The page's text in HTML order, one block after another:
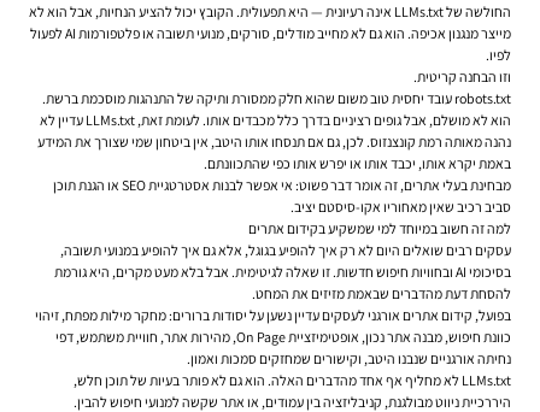
החולשה של LLMs.txt אינה רעיונית — היא תפעולית. הקובץ יכול להציע הנחיות, אבל הוא לא
מייצר מנגנון אכיפה. הוא גם לא מחייב מודלים, סורקים, מנועי תשובה או פלטפורמות AI לפעול
לפיו.
וזו הבחנה קריטית.
robots.txt עובד יחסית טוב משום שהוא חלק ממסורת ותיקה של התנהגות מוסכמת ברשת.
הוא לא מושלם, אבל גופים רציניים בדרך כלל מכבדים אותו. לעומת זאת, LLMs.txt עדיין לא
נהנה מאותה רמת קונצנזוס. לכן, גם אם תנסחו אותו היטב, אין ביטחון שמי שצורך את המידע
באמת יקרא אותו, יכבד אותו או יפרש אותו כפי שהתכוונתם.
מבחינת בעלי אתרים, זה אומר דבר פשוט: אי אפשר לבנות אסטרטגיית SEO או הגנת תוכן
סביב רכיב שאין מאחוריו אקו-סיסטם יציב.
למה זה חשוב במיוחד למי שמשקיע בקידום אתרים
עסקים רבים שואלים היום לא רק איך להופיע בגוגל, אלא גם איך להופיע במנועי תשובה,
בסיכומי AI ובחוויות חיפוש חדשות. זו שאלה לגיטימית. אבל בלא מעט מקרים, היא גורמת
להסחת דעת מהדברים שבאמת מזיזים את המחט.
בפועל, קידום אתרים אורגני לעסקים עדיין נשען על יסודות ברורים: מחקר מילות מפתח, זיהוי
כוונת חיפוש, מבנה אתר נכון, אופטימיזציית On Page, מהירות אתר, חוויית משתמש, דפי
נחיתה אורגניים שנבנו היטב, וקישורים שמחזקים סמכות ואמון.
LLMs.txt לא מחליף אף אחד מהדברים האלה. הוא גם לא פותר בעיות של תוכן חלש,
היררכיית ניווט מבולגנת, קניבליזציה בין עמודים, או אתר שקשה למנועי חיפוש להבין.